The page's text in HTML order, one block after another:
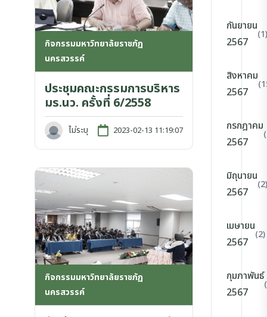
กิจกรรมมหาวิทยาลัยราชภัฏ
นครสวรรค์
ประชุมคณะกรรมการบริหาร
มร.นว. ครั้งที่ 6/2558
ไม่ระบุ 2023-02-13 11:19:07
กิจกรรมมหาวิทยาลัยราชภัฏ
นครสวรรค์
กันยายน
2567
(1)
สิงหาคม
2567
กรกฎาคม
2567
มิถุนายน
2567
(2)
เมษายน
2567
(2)
กุมภาพันธ์
2567